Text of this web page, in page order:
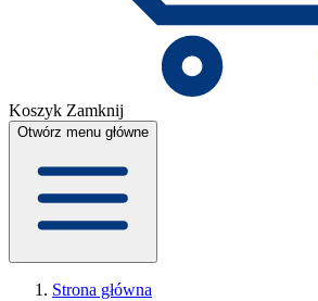
Koszyk Zamknij
Otwórz menu główne
Strona główna